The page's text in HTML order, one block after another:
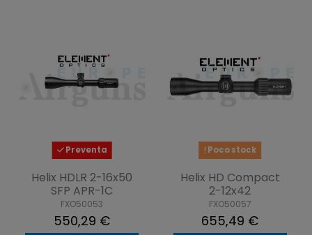
Preventa
Helix HDLR 2-16x50
SFP APR-1C
FXO50053
550,29 €
Poco stock
Helix HD Compact
2-12x42
FXO50057
655,49 €